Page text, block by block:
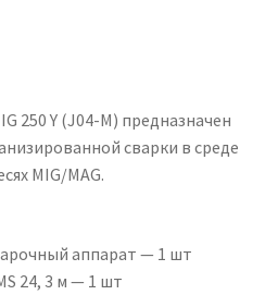
250 Y (J04-M) предназначен
сварки в среде
MIG/MAG.
аппарат — 1 шт
24, 3 м — 1 шт